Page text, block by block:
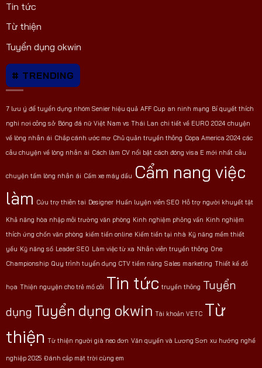
Tin tức
Từ thiện
Tuyển dụng okwin
# TRENDING
7 lưu ý để tuyển dụng nhóm Senier hiệu quả AFF Cup an ninh mạng Bí quyết thích
nghi nơi công sở Bóng đá nữ Việt Nam vs Thái Lan chi tiết về EURO 2024 chuyện
về lòng nhân ái Chắp cánh ước mơ Chủ quản truyền thông Copa America 2024 các
câu chuyện về lòng nhân ái Cách làm CV nổi bật cách đóng visa E mới nhất câu
chuyện tấm lòng nhân ái Cấm xe máy dầu Cẩm nang việc
làm Cứu trợ thiên tai Designer Huấn luyện viên SEO Hỗ trợ người khuyết tật
Khả năng hòa nhập môi trường văn phòng Kinh nghiệm phỏng vấn Kinh nghiệm
thích ứng chốn văn phòng kiếm tiền online Kiếm tiền tại nhà Kỹ năng mềm thiết
yếu Kỹ năng số Leader SEO Làm việc từ xa Nhân viên truyền thông One
Championship Quy trình tuyển dụng CTV tiềm năng Sales marketing Thiết kế đồ
họa Thiện nguyện cho trẻ mồ côi Tin tức truyền thông Tuyển
dụng Tuyển dụng okwin Tài khoản VETC Từ
thiện Từ thiện người già neo đơn Văn quyến và Lương Sơn xu hướng nghề
nghiệp 2025 Đánh cắp mặt trời cùng em